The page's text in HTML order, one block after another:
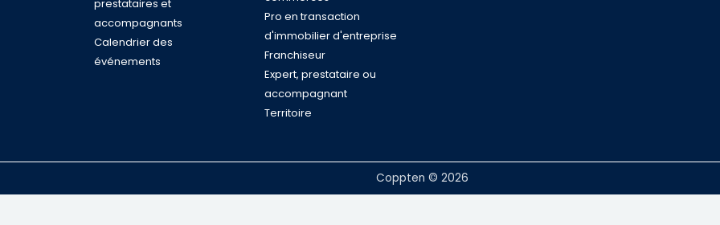
prestataires et
accompagnants
Calendrier des
événements
Pro en transaction
d'immobilier d'entreprise
Franchiseur
Expert, prestataire ou
accompagnant
Territoire
Coppten © 2026